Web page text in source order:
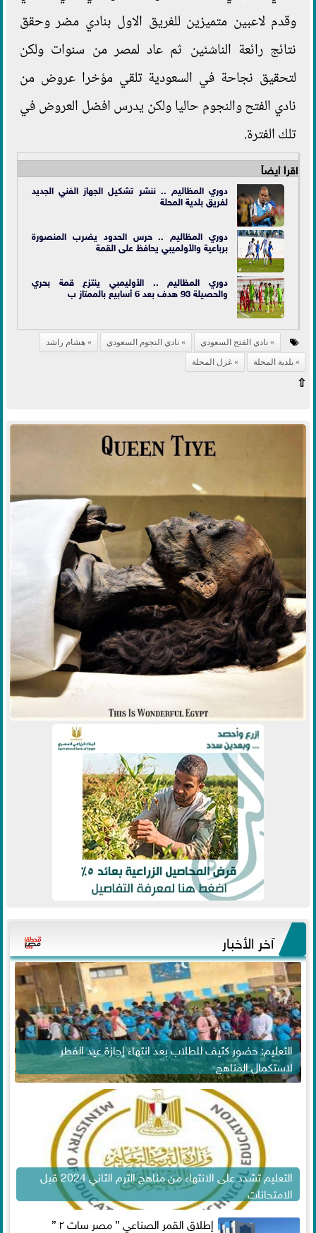
وقدم لاعبين متميزين للفريق الاول بنادي مضر وحقق
نتائج رائعة الناشئين ثم عاد لمصر من سنوات ولكن
لتحقيق نجاحة في السعودية تلقي مؤخرا عروض من
نادي الفتح والنجوم حاليا ولكن يدرس افضل العروض في
تلك الفترة.
اقرأ أيضاً
دوري المظاليم .. ننشر تشكيل الجهاز الفني الجديد
لفريق بلدية المحلة
دوري المظاليم .. حرس الحدود يضرب المنصورة
برباعية والأولميبي يحافظ على القمة
دوري المظاليم .. الأوليمبي ينتزع قمة بحري
والحصيلة 93 هدف بعد 6 أسابيع بالممتاز ب
نادي الفتح السعودي نادي النجوم السعودي
هشام راشد
بلدية المحلة
غزل المحلة
⇧
آخر الأخبار
التعليم: حضور كثيف للطلاب بعد انتهاء إجازة عيد الفطر
لاستكمال المناهج
التعليم تشدد على الانتهاء من مناهج الترم الثاني 2024 قبل
الامتحانات
إطلاق القمر الصناعي ” مصر سات ٢ ”